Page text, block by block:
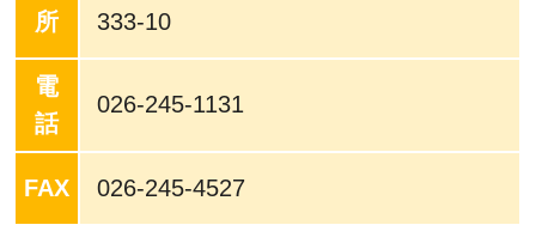
所
333-10
電
話
026-245-1131
FAX 026-245-4527